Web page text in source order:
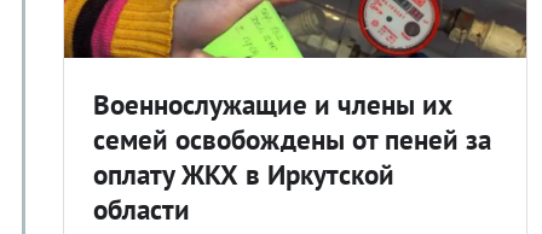
Военнослужащие и члены их
семей освобождены от пеней за
оплату ЖКХ в Иркутской
области